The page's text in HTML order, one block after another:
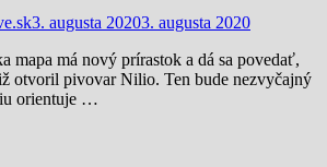
3. augusta 20203. augusta 2020
mapa má nový prírastok a dá sa povedať,
otvoril pivovar Nilio. Ten bude nezvyčajný
orientuje …